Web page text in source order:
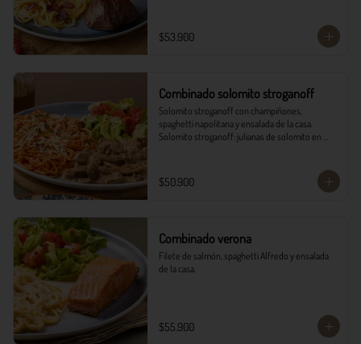
$53.900
Combinado solomito stroganoff
Solomito stroganoff con champiñones,
spaghetti napolitana y ensalada de la casa.
Solomito stroganoff: julianas de solomito en
$50.900
Combinado verona
Filete de salmón, spaghetti Alfredo y ensalada
de la casa.
$55.900